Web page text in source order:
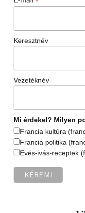
Keresztnév
Vezetéknév
Mi érdekel? Milyen
Francia kultúra
Francia politika
Evés-ivás-receptek